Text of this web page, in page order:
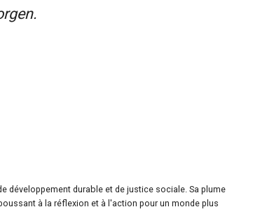
développement durable et de justice sociale. Sa plume
à la réflexion et à l'action pour un monde plus